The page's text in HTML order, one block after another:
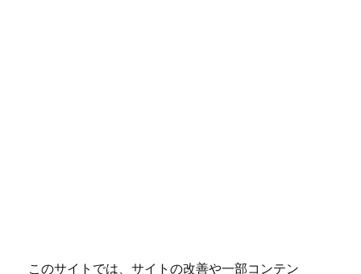
このサイトでは、サイトの改善や一部コンテン